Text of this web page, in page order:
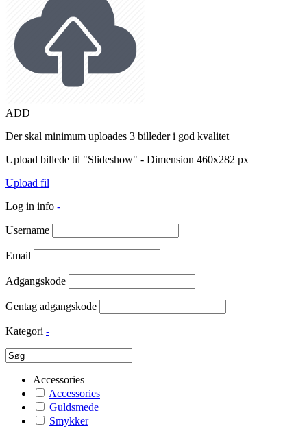
ADD
Der skal minimum uploades 3 billeder i god kvalitet
Upload billede til "Slideshow" - Dimension 460x282 px
Upload fil
Log in info -
Username
Email
Adgangskode
Gentag adgangskode
Kategori -
Accessories
Accessories
Guldsmede
Smykker